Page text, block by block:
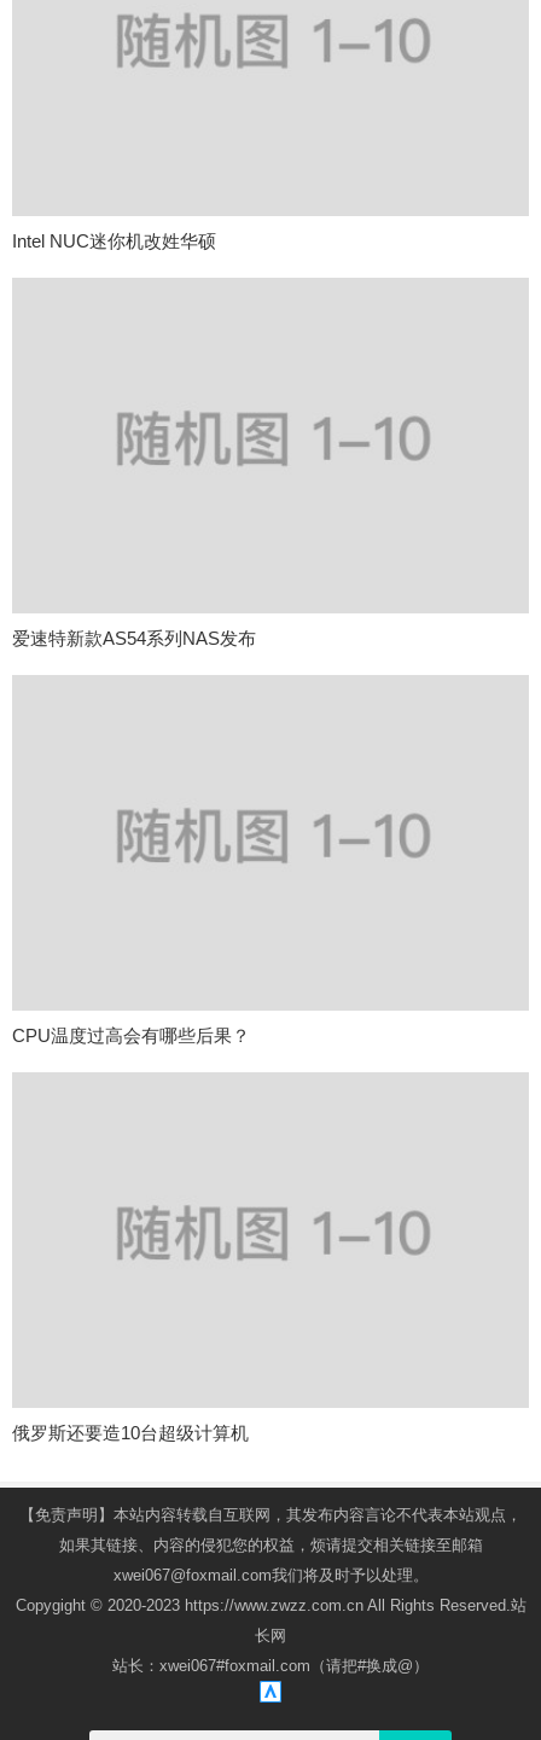
Intel NUC迷你机改姓华硕
爱速特新款AS54系列NAS发布
CPU温度过高会有哪些后果？
俄罗斯还要造10台超级计算机
【免责声明】本站内容转载自互联网，其发布内容言论不代表本站观点，
如果其链接、内容的侵犯您的权益，烦请提交相关链接至邮箱
xwei067@foxmail.com我们将及时予以处理。
Copygight © 2020-2023 https://www.zwzz.com.cn All Rights Reserved.站
长网
站长：xwei067#foxmail.com（请把#换成@）